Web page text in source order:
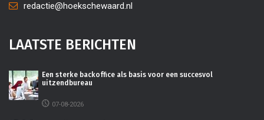
redactie@hoekschewaard.nl
LAATSTE BERICHTEN
Een sterke backoffice als basis voor een succesvol
uitzendbureau
07-08-2026